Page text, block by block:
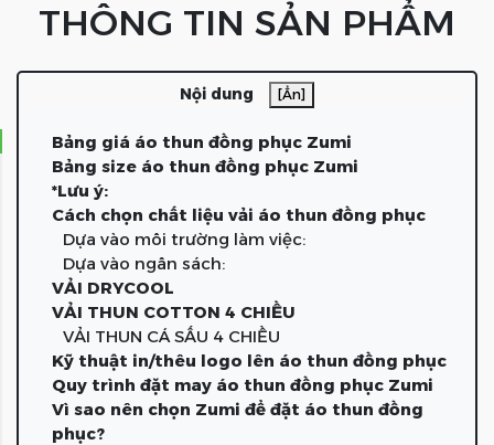
THÔNG TIN SẢN PHẨM
Nội dung [Ẩn]
Bảng giá áo thun đồng phục Zumi
Bảng size áo thun đồng phục Zumi
*Lưu ý:
Cách chọn chất liệu vải áo thun đồng phục
Dựa vào môi trường làm việc:
Dựa vào ngân sách:
VẢI DRYCOOL
VẢI THUN COTTON 4 CHIỀU
VẢI THUN CÁ SẤU 4 CHIỀU
Kỹ thuật in/thêu logo lên áo thun đồng phục
Quy trình đặt may áo thun đồng phục Zumi
Vì sao nên chọn Zumi để đặt áo thun đồng
phục?